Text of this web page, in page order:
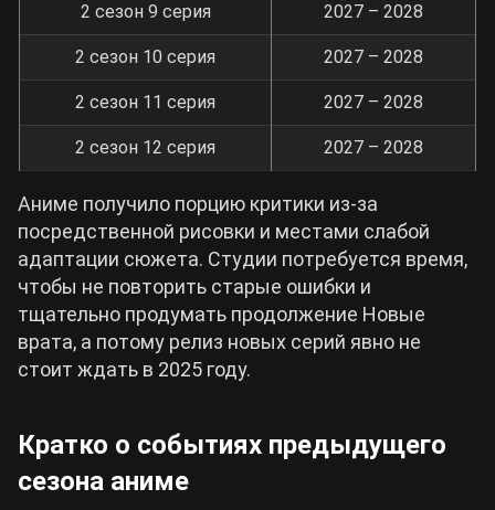
2 сезон 9 серия 2027 – 2028
2 сезон 10 серия 2027 – 2028
2 сезон 11 серия 2027 – 2028
2 сезон 12 серия 2027 – 2028
Аниме получило порцию критики из-за
посредственной рисовки и местами слабой
адаптации сюжета. Студии потребуется время,
чтобы не повторить старые ошибки и
тщательно продумать продолжение Новые
врата, а потому релиз новых серий явно не
стоит ждать в 2025 году.
Кратко о событиях предыдущего
сезона аниме